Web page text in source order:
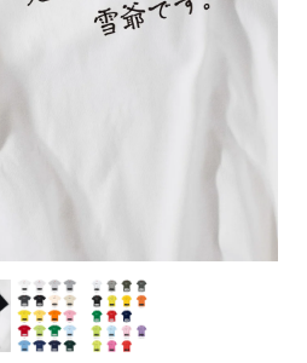
を利用してのぼり旗を
となりますので改造の
加工費用が発生いたし
ださい。
ます。書体などのご指
のイメージに最適のフ
基本的にのぼりの下部
電話番号が入ります。
けましたらロゴの印刷
何度でもデザインの修
ての方でもお気軽にご
たいかと思いますので
よいかもしれません。
ぼり旗のサイズです。
台に使用できます。
ぼり旗のサイズです。
台に使用できます。
革や布などに開けた穴
付けるリングです。壁
して、突風で倒れること
と裏向きになってしまう
革や布などに開けた穴
付けるリングです。壁
して、突風で倒れること
と裏向きになってしまう
チチ 左右チチ
チチのついてない長辺・
短辺を補強縫製します
三辺補強
［ +48円 ］
チチのついてない長辺・
納期+1営業日）
円 ］
ピカル（生地の厚みが
4本（5分割）
は均等割りを意識して
す。
ット加工時にカットす